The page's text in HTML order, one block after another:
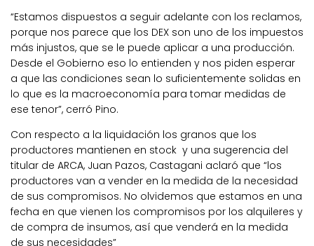
“Estamos dispuestos a seguir adelante con los reclamos,
porque nos parece que los DEX son uno de los impuestos
más injustos, que se le puede aplicar a una producción.
Desde el Gobierno eso lo entienden y nos piden esperar
a que las condiciones sean lo suficientemente solidas en
lo que es la macroeconomía para tomar medidas de
ese tenor”, cerró Pino.
Con respecto a la liquidación los granos que los
productores mantienen en stock y una sugerencia del
titular de ARCA, Juan Pazos, Castagani aclaró que “los
productores van a vender en la medida de la necesidad
de sus compromisos. No olvidemos que estamos en una
fecha en que vienen los compromisos por los alquileres y
de compra de insumos, así que venderá en la medida
de sus necesidades”